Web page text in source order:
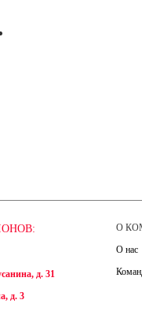
д. 31
д. 3
О
О нас